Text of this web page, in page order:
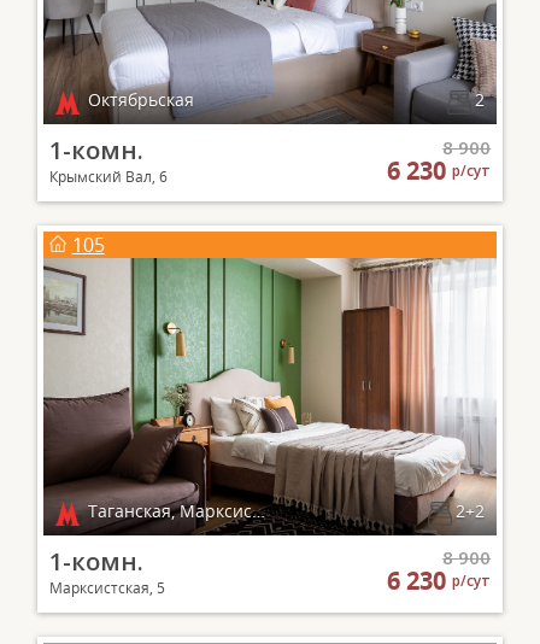
Октябрьская 2
1-комн.
Крымский Вал, 6
8 900
6 230р/сут
105
Таганская, Марксистская 2+2
1-комн.
Марксистская, 5
8 900
6 230р/сут